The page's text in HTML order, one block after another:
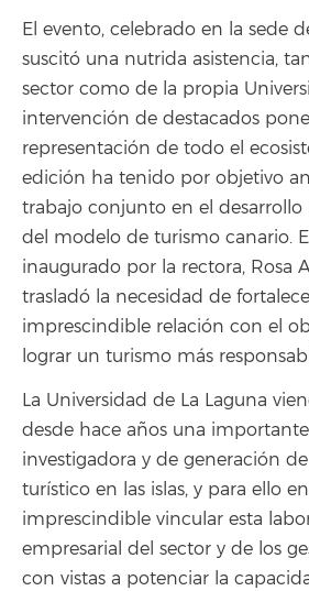
El evento, celebrado en la sede
suscitó una nutrida asistencia,
sector como de la propia
intervención de destacados
representación de todo el
edición ha tenido por objetivo
trabajo conjunto en el desarrollo
del modelo de turismo canario.
inaugurado por la rectora, Rosa
trasladó la necesidad de
imprescindible relación con el
lograr un turismo más
La Universidad de La Laguna
desde hace años una
investigadora y de generación
turístico en las islas, y para ello
imprescindible vincular esta
empresarial del sector y de los
con vistas a potenciar la